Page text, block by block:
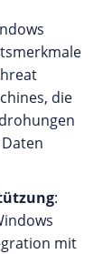
die
:
mit